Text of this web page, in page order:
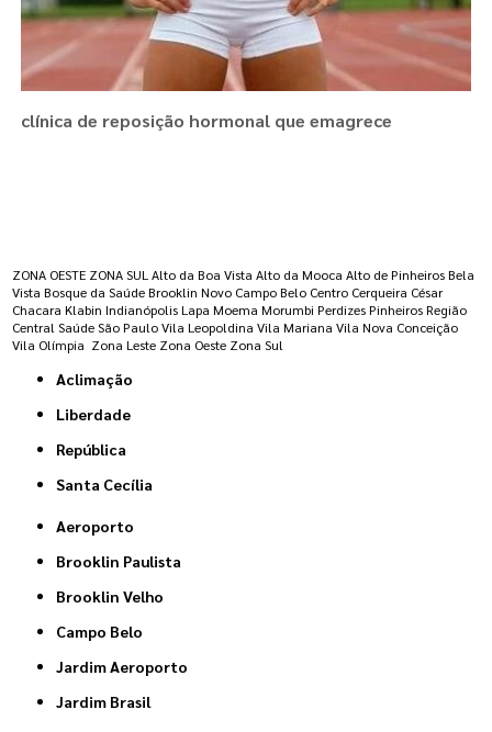
clínica de reposição hormonal que emagrece
ZONA OESTE ZONA SUL Alto da Boa Vista Alto da Mooca Alto de Pinheiros Bela
Vista Bosque da Saúde Brooklin Novo Campo Belo Centro Cerqueira César
Chacara Klabin Indianópolis Lapa Moema Morumbi Perdizes Pinheiros Região
Central Saúde São Paulo Vila Leopoldina Vila Mariana Vila Nova Conceição
Vila Olímpia Zona Leste Zona Oeste Zona Sul
Aclimação
Liberdade
República
Santa Cecília
Aeroporto
Brooklin Paulista
Brooklin Velho
Campo Belo
Jardim Aeroporto
Jardim Brasil